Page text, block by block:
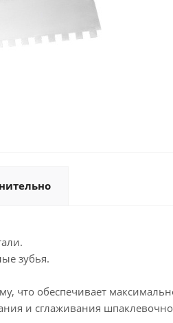
зубья.
что обеспечивает
и сглаживания